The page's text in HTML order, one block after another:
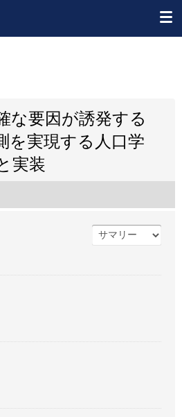
な要因が誘発する
を実現する人口学
実装